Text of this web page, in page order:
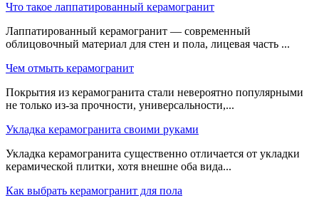
Что такое лаппатированный керамогранит
Лаппатированный керамогранит — современный
облицовочный материал для стен и пола, лицевая часть ...
Чем отмыть керамогранит
Покрытия из керамогранита стали невероятно популярными
не только из-за прочности, универсальности,...
Укладка керамогранита своими руками
Укладка керамогранита существенно отличается от укладки
керамической плитки, хотя внешне оба вида...
Как выбрать керамогранит для пола